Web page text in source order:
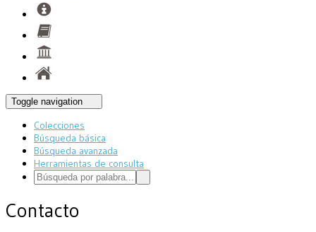
Toggle navigation
Colecciones
Búsqueda básica
Búsqueda avanzada
Herramientas de consulta
Contacto